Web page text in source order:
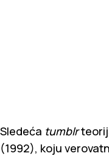
Sledeća tumblr
(1992), koju